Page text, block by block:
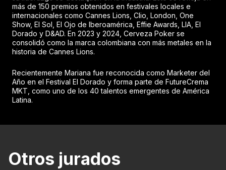
más de 150 premios obtenidos en festivales locales e
internacionales como Cannes Lions, Clio, London, One
Show, El Sol, El Ojo de Iberoamérica, Effie Awards, LIA, El
Dorado y D&AD. En 2023 y 2024, Cerveza Poker se
consolidó como la marca colombiana con más metales en la
historia de Cannes Lions.
Recientemente Mariana fue reconocida como Marketer del
Año en el Festival El Dorado y forma parte de FutureCrema
MKT, como uno de los 40 talentos emergentes de América
Latina.
Otros jurados